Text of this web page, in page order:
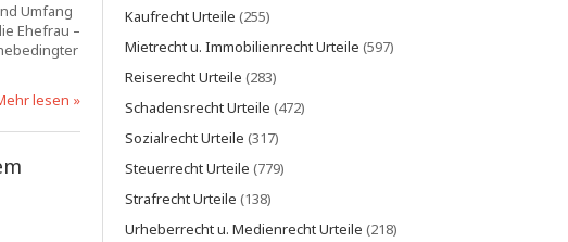
Umfang
Ehefrau –
lesen »
Kaufrecht Urteile (255)
Mietrecht u. Immobilienrecht Urteile (597)
Reiserecht Urteile (283)
Schadensrecht Urteile (472)
Sozialrecht Urteile (317)
Steuerrecht Urteile (779)
Strafrecht Urteile (138)
Urheberrecht u. Medienrecht Urteile (218)